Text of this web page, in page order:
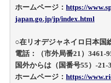
ホームページ： https://
japan.go.jp/jp/index.html
○在リオデジャネイロ日本国
電話：（市外局番21）3461-
国外からは（国番号55）-21-
ホームページ： https://